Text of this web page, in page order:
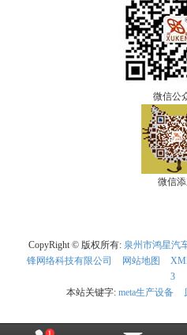
微信公
微信
CopyRight © 版权所有: 泉州市鸿星汽
锋网络科技有限公司
网站地图
3
本站关键字: meta生产设备